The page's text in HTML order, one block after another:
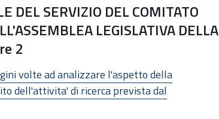
DEL SERVIZIO DEL COMITATO
LEGISLATIVA DELLA
2
volte ad analizzare l'aspetto della
dell'attivita' di ricerca prevista dal